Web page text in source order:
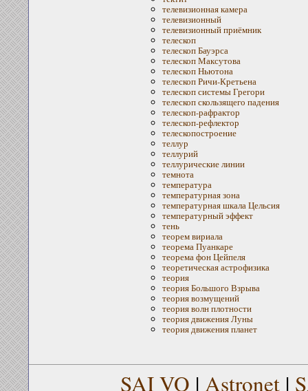
телевизионная камера
телевизионный
телевизионный приёмник
телескоп
телескоп Бауэрса
телескоп Максутова
телескоп Ньютона
телескоп Ричи-Кретьена
телескоп системы Грегори
телескоп скользящего падения
телескоп-рафрактор
телескоп-рефлектор
телескопостроение
теллур
теллурий
теллурические линии
темнота
температура
температурная зона
температурная шкала Цельсия
температурный эффект
тень
теорем вириала
теорема Пуанкаре
теорема фон Цейпеля
теоретическая астрофизика
теория
теория Большого Взрыва
теория возмущений
теория волн плотности
теория движения Луны
теория движения планет
SAI VO | Astronet |